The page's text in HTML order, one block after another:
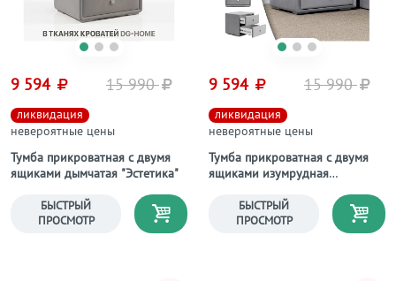
Тумба прикроватная с двумя
ящиками дымчатая "Эстетика"
ликвидация
невероятные цены
9 594 15 990
БЫСТРЫЙ
ПРОСМОТР
Тумба прикроватная с двумя
ящиками изумрудная
ликвидация
невероятные цены
9 594 15 990
БЫСТРЫЙ
ПРОСМОТР